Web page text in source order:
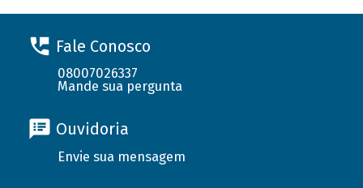
Fale Conosco
08007026337
Mande sua pergunta
Ouvidoria
Envie sua mensagem